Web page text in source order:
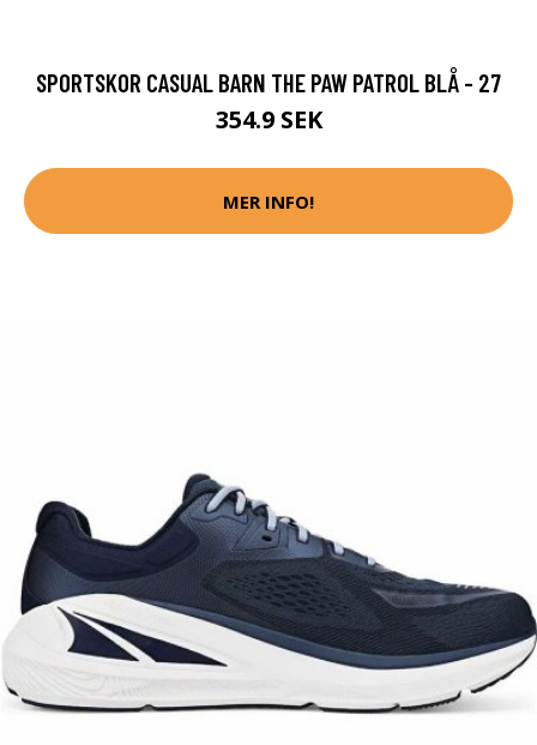
SPORTSKOR CASUAL BARN THE PAW PATROL BLÅ - 27
354.9 SEK
MER INFO!